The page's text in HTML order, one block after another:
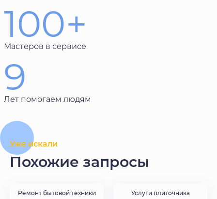
100+
Мастеров в сервисе
9
Лет помогаем людям
Уже искали
Похожие запросы
Ремонт бытовой техники Услуги плиточника